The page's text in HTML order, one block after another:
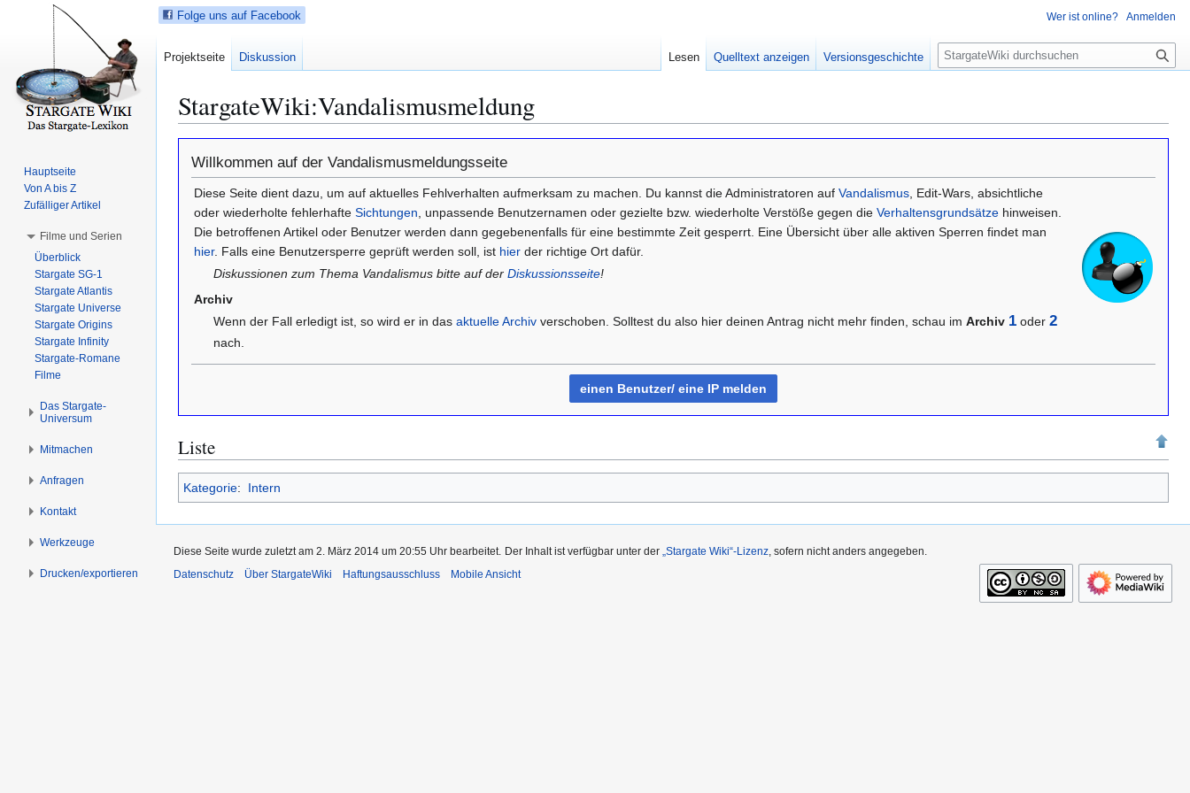
StargateWiki:Vandalismusmeldung
p
r
i
n
e
n
Willkommen auf der Vandalismusmeldungsseite
Diese Seite dient dazu, um auf aktuelles Fehlverhalten aufmerksam zu machen. Du kannst die Administratoren auf Vandalismus , Edit-Wars, absichtliche
oder wiederholte fehlerhafte Sichtungen , unpassende Benutzernamen oder gezielte bzw. wiederholte Verstöße gegen die Verhaltensgrundsätze hinweisen.
Die betroffenen Artikel oder Benutzer werden dann gegebenenfalls für eine bestimmte Zeit gesperrt. Eine Übersicht über alle aktiven Sperren findet man
hier. Falls eine Benutzersperre geprüft werden soll, ist hier der richtige Ort dafür.
Diskussionen zum Thema Vandalismus bitte auf derDiskussionsseite!
Archiv
Wenn der Fall erledigt ist, so wird er in dasaktuelle Archiv verschoben. Solltest du also hier deinen Antrag nicht mehr finden, schau imArchiv 1 oder2
nach.
Liste
Kategorie: Intern
Folge uns auf Facebook Wer ist online? Anmelden
Projektseite Diskussion Lesen Quelltext anzeigen Versionsgeschichte
S
u
e
Hauptseite
Von A bis Z
Zufälliger Artikel
Filme und Serien
Überblick
Stargate SG-1
Stargate Atlantis
Stargate Universe
Stargate Origins
Stargate Infinity
Stargate-Romane
Filme
Das Stargate-
Universum
Mitmachen
Anfragen
Kontakt
Werkzeuge
Drucken/­exportieren
Diese Seite wurde zuletzt am 2. März 2014 um 20:55 Uhr bearbeitet. Der Inhalt ist verfügbar unter der „Stargate Wiki“-Lizenz , sofern nicht anders angegeben.
Datenschutz
Über StargateWiki Haftungsausschluss Mobile Ansicht